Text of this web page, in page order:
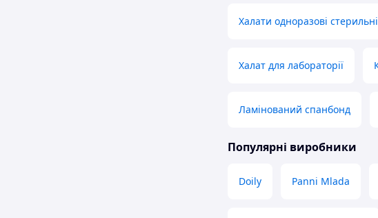
Халати одноразові стерильні
Халат для лабораторії
Ламінований спанбонд
Популярні виробники
Doily Panni Mlada